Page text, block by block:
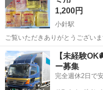
1,200円
小針駅
ご覧いただきありがとうござい
いてあることと同じ質問はお控えください。 新潟
袋 燃やすごみ用 10L 未開封5袋+バラ4枚 20L 未開封3袋+バラ21枚
30...
新潟 新潟市 小針駅
【未経験
ー募集
完全週休2日で